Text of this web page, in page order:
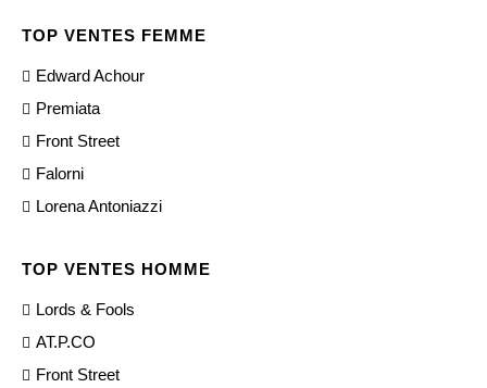
TOP VENTES FEMME
Edward Achour
Premiata
Front Street
Falorni
Lorena Antoniazzi
TOP VENTES HOMME
Lords & Fools
AT.P.CO
Front Street